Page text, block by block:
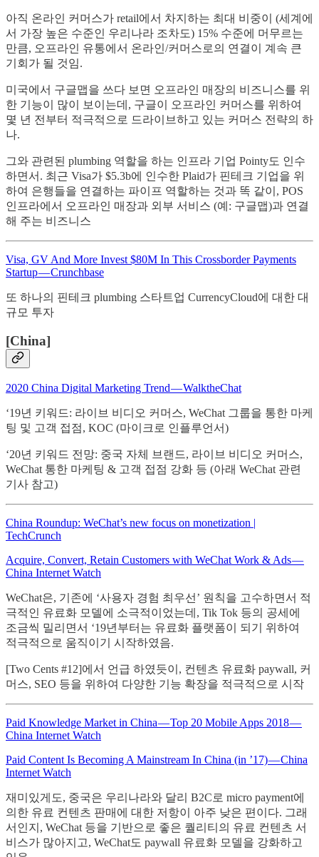
아직 온라인 커머스가 retail에서 차지하는 최대 비중이 (세계에
서 가장 높은 수준인 우리나라 조차도) 15% 수준에 머무르는
만큼, 오프라인 유통에서 온라인/커머스로의 연결이 계속 큰
기회가 될 것임.
미국에서 구글맵을 쓰다 보면 오프라인 매장의 비즈니스를 위
한 기능이 많이 보이는데, 구글이 오프라인 커머스를 위하여
몇 년 전부터 적극적으로 드라이브하고 있는 커머스 전략의 하
나.
그와 관련된 plumbing 역할을 하는 인프라 기업 Pointy도 인수
하면서. 최근 Visa가 $5.3b에 인수한 Plaid가 핀테크 기업을 위
하여 은행들을 연결하는 파이프 역할하는 것과 똑 같이, POS
인프라에서 오프라인 매장과 외부 서비스 (예: 구글맵)과 연결
해 주는 비즈니스
Visa, GV And More Invest $80M In This Crossborder Payments
Startup — Crunchbase
또 하나의 핀테크 plumbing 스타트업 CurrencyCloud에 대한 대
규모 투자
[China]
2020 China Digital Marketing Trend — WalktheChat
‘19년 키워드: 라이브 비디오 커머스, WeChat 그룹을 통한 마케
팅 및 고객 접점, KOC (마이크로 인플루언서)
‘20년 키워드 전망: 중국 자체 브랜드, 라이브 비디오 커머스,
WeChat 통한 마케팅 & 고객 접점 강화 등 (아래 WeChat 관련
기사 참고)
China Roundup: WeChat’s new focus on monetization |
TechCrunch
Acquire, Convert, Retain Customers with WeChat Work & Ads —
China Internet Watch
WeChat은, 기존에 ‘사용자 경험 최우선’ 원칙을 고수하면서 적
극적인 유료화 모델에 소극적이었는데, Tik Tok 등의 공세에
조금씩 밀리면서 ‘19년부터는 유료화 플랫폼이 되기 위하여
적극적으로 움직이기 시작하였음.
[Two Cents #12]에서 언급 하였듯이, 컨텐츠 유료화 paywall, 커
머스, SEO 등을 위하여 다양한 기능 확장을 적극적으로 시작
Paid Knowledge Market in China — Top 20 Mobile Apps 2018 —
China Internet Watch
Paid Content Is Becoming A Mainstream In China (in ’17) — China
Internet Watch
재미있게도, 중국은 우리나라와 달리 B2C로 micro payment에
의한 유료 컨텐츠 판매에 대한 저항이 아주 낮은 편이다. 그래
서인지, WeChat 등을 기반으로 좋은 퀄리티의 유료 컨텐츠 서
비스가 많아지고, WeChat도 paywall 유료화 모델을 강화하고